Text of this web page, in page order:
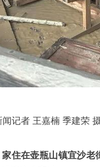
记者 王嘉楠 季建荣
住在壶瓶山镇宜沙老